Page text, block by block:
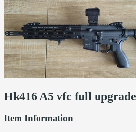
Hk416 A5 vfc full upgrade
Item Information